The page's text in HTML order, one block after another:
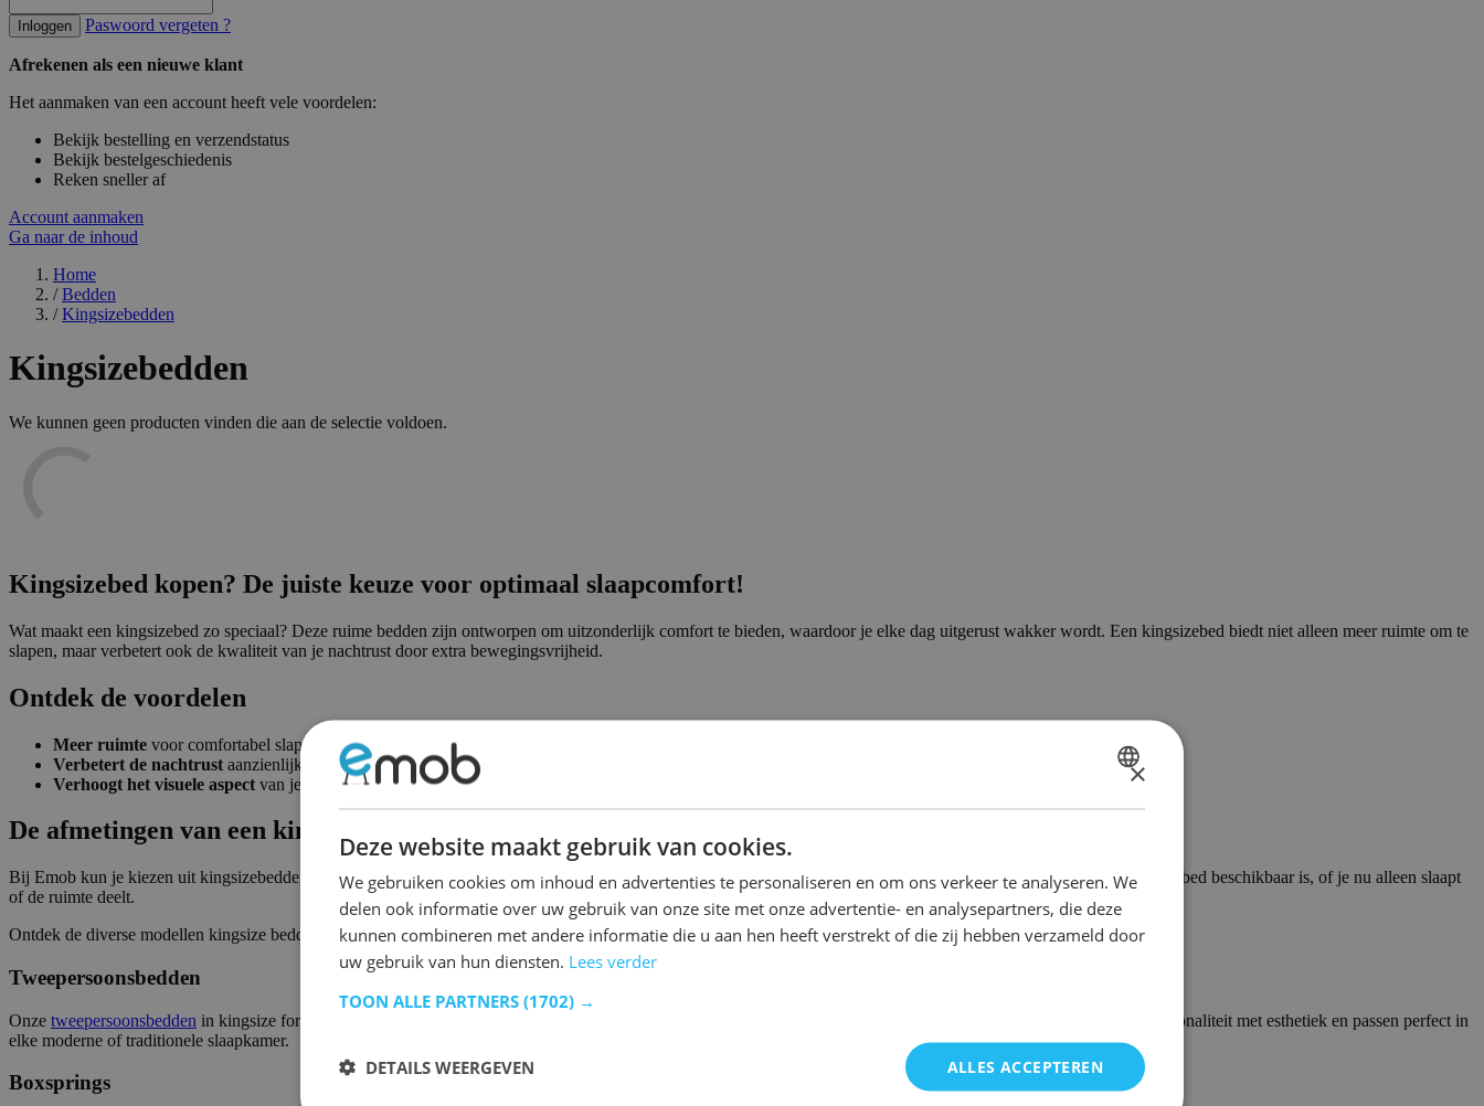
Inloggen Paswoord vergeten ?
Afrekenen als een nieuwe klant
Het aanmaken van een account heeft vele voordelen:
Bekijk bestelling en verzendstatus
Bekijk bestelgeschiedenis
Reken sneller af
Account aanmaken
Ga naar de inhoud
Home
/ Bedden
/ Kingsizebedden
Kingsizebedden
We kunnen geen producten vinden die aan de selectie voldoen.
Kingsizebed kopen? De juiste keuze voor optimaal slaapcomfort!
Wat maakt een kingsizebed zo speciaal? Deze ruime bedden zijn ontworpen om uitzonderlijk comfort te bieden, waardoor je elke dag uitgerust wakker wordt. Een kingsizebed biedt niet alleen meer ruimte om te
slapen, maar verbetert ook de kwaliteit van je nachtrust door extra bewegingsvrijheid.
Ontdek de voordelen
Meer ruimte voor comfortabel slapen, ideaal voor zowel individuen als stellen die waarde hechten aan extra bewegingsvrijheid.
Verbetert de nachtrust aanzienlijk door het bieden van genoeg ruimte om ongestoord te bewegen.
Verhoogt het visuele aspect van je slaapkamer , waardoor deze een meer luxe en uitnodigende uitstraling krijgt.
De afmetingen van een kingsizebed
Bij Emob kun je kiezen uit kingsizebedden in twee afmetingen:180 x 200en200 x 200 cm. Deze royale afmetingen garanderen dat er voor elk type slaper een geschikt bed beschikbaar is, of je nu alleen slaapt
of de ruimte deelt.
Ontdek de diverse modellen kingsize bedden bij Emob.
Tweepersoonsbedden
Onze tweepersoonsbedden in kingsize formaat bieden ruim voldoende plaats voor twee personen, met genoeg ruimte om comfortabel te bewegen. Ze combineren functionaliteit met esthetiek en passen perfect in
elke moderne of traditionele slaapkamer.
Boxsprings
×
Deze website maakt gebruik van cookies.
We gebruiken cookies om inhoud en advertenties te personaliseren en om ons verkeer te analyseren. We
delen ook informatie over uw gebruik van onze site met onze advertentie- en analysepartners, die deze
kunnen combineren met andere informatie die u aan hen heeft verstrekt of die zij hebben verzameld door
uw gebruik van hun diensten. Lees verder
TOON ALLE PARTNERS (1702) →
ALLES ACCEPTEREN
DETAILS WEERGEVEN